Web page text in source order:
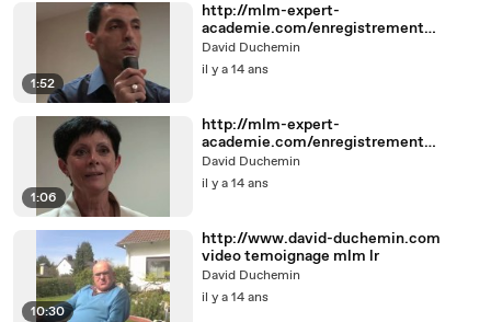
1:52
http://mlm-expert-
academie.com/enregistrement
interview Anafi
David Duchemin
il y a 14 ans
1:06
http://mlm-expert-
academie.com/enregistrement
interview Danielle power booster
David Duchemin
il y a 14 ans
10:30
http://www.david-duchemin.com
video temoignage mlm lr
David Duchemin
il y a 14 ans